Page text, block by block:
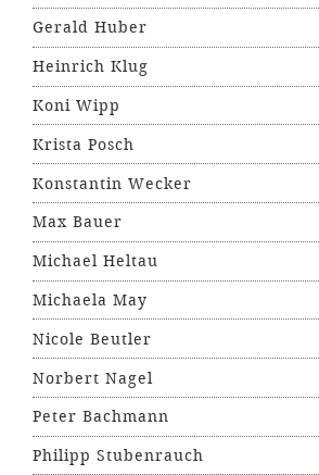
Gerald Huber
Heinrich Klug
Koni Wipp
Krista Posch
Konstantin Wecker
Max Bauer
Michael Heltau
Michaela May
Nicole Beutler
Norbert Nagel
Peter Bachmann
Philipp Stubenrauch